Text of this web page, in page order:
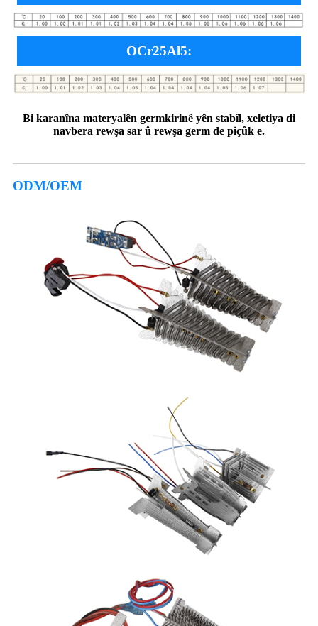
OCr25Al5:
Bi karanîna materyalên germkirinê yên stabîl, xeletiya di
navbera rewşa sar û rewşa germ de piçûk e.
ODM/OEM